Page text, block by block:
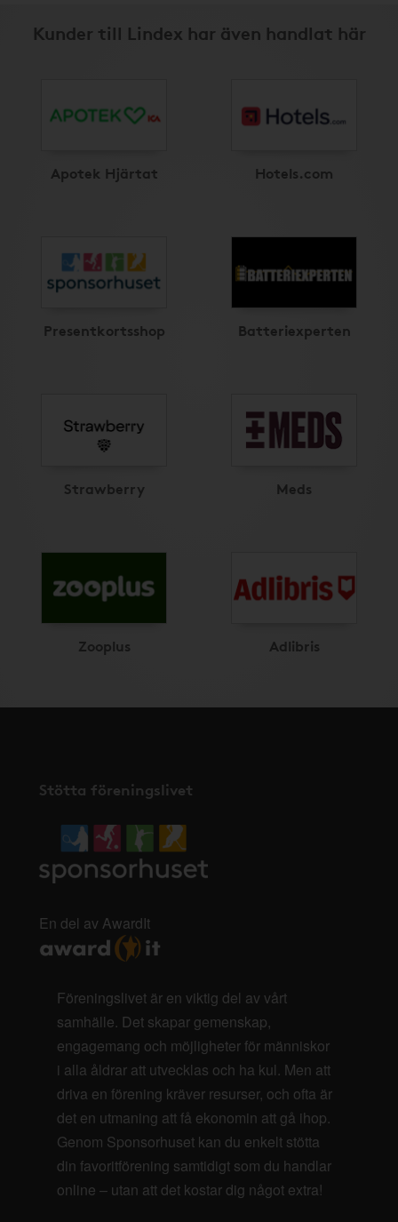
Kunder till Lindex har även handlat här
Apotek Hjärtat Hotels.com
Presentkortsshop Batteriexperten
Strawberry Meds
Zooplus Adlibris
Stötta föreningslivet
En del av AwardIt
Föreningslivet är en viktig del av vårt
samhälle. Det skapar gemenskap,
engagemang och möjligheter för människor
i alla åldrar att utvecklas och ha kul. Men att
driva en förening kräver resurser, och ofta är
det en utmaning att få ekonomin att gå ihop.
Genom Sponsorhuset kan du enkelt stötta
din favoritförening samtidigt som du handlar
online – utan att det kostar dig något extra!